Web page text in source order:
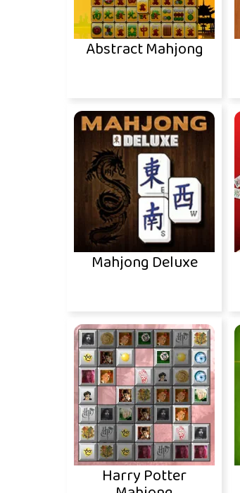
Abstract Mahjong
Mahjong Deluxe
Harry Potter